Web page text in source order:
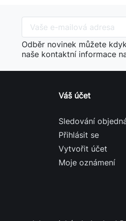
Odběr novinek můžete
naše kontaktní informace
Váš účet
Sledování
Přihlásit se
Vytvořit účet
Moje oznámení